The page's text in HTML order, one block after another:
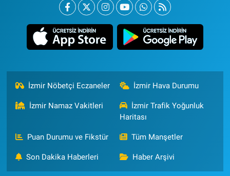
İzmir Nöbetçi Eczaneler İzmir Hava Durumu
İzmir Namaz Vakitleri
İzmir Trafik Yoğunluk
Haritası
Puan Durumu ve Fikstür Tüm Manşetler
Son Dakika Haberleri Haber Arşivi